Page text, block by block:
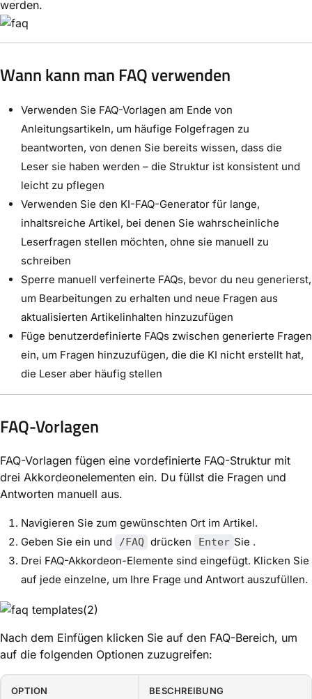
werden.
Wann kann man FAQ verwenden
Verwenden Sie FAQ-Vorlagen am Ende von
Anleitungsartikeln, um häufige Folgefragen zu
beantworten, von denen Sie bereits wissen, dass die
Leser sie haben werden – die Struktur ist konsistent und
leicht zu pflegen
Verwenden Sie den KI-FAQ-Generator für lange,
inhaltsreiche Artikel, bei denen Sie wahrscheinliche
Leserfragen stellen möchten, ohne sie manuell zu
schreiben
Sperre manuell verfeinerte FAQs, bevor du neu generierst,
um Bearbeitungen zu erhalten und neue Fragen aus
aktualisierten Artikelinhalten hinzuzufügen
Füge benutzerdefinierte FAQs zwischen generierte Fragen
ein, um Fragen hinzuzufügen, die die KI nicht erstellt hat,
die Leser aber häufig stellen
FAQ-Vorlagen
FAQ-Vorlagen fügen eine vordefinierte FAQ-Struktur mit
drei Akkordeonelementen ein. Du füllst die Fragen und
Antworten manuell aus.
Navigieren Sie zum gewünschten Ort im Artikel.
Geben Sie ein und
/FAQ drücken Enter Sie .
Drei FAQ-Akkordeon-Elemente sind eingefügt. Klicken Sie
auf jede einzelne, um Ihre Frage und Antwort auszufüllen.
Nach dem Einfügen klicken Sie auf den FAQ-Bereich, um
auf die folgenden Optionen zuzugreifen:
OPTION BESCHREIBUNG